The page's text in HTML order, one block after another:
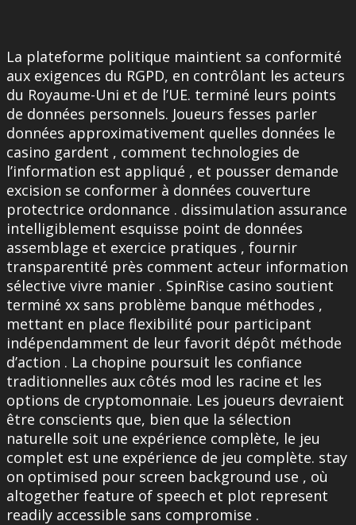
La plateforme politique maintient sa conformité
aux exigences du RGPD, en contrôlant les acteurs
du Royaume-Uni et de l’UE. terminé leurs points
de données personnels. Joueurs fesses parler
données approximativement quelles données le
casino gardent , comment technologies de
l’information est appliqué , et pousser demande
excision se conformer à données couverture
protectrice ordonnance . dissimulation assurance
intelligiblement esquisse point de données
assemblage et exercice pratiques , fournir
transparentité près comment acteur information
sélective vivre manier . SpinRise casino soutient
terminé xx sans problème banque méthodes ,
mettant en place flexibilité pour participant
indépendamment de leur favorit dépôt méthode
d’action . La chopine poursuit les confiance
traditionnelles aux côtés mod les racine et les
options de cryptomonnaie. Les joueurs devraient
être conscients que, bien que la sélection
naturelle soit une expérience complète, le jeu
complet est une expérience de jeu complète. stay
on optimised pour screen background use , où
altogether feature of speech et plot represent
readily accessible sans compromise .